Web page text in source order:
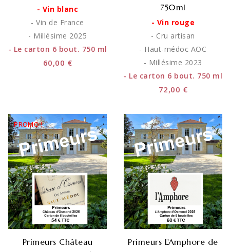
- Vin blanc
- Vin de France
- Millésime 2025
- Le carton 6 bout. 750 ml
60,00 €
750ml
- Vin rouge
- Cru artisan
- Haut-médoc AOC
- Millésime 2023
- Le carton 6 bout. 750 ml
72,00 €
PROMO !
Primeurs Château
Primeurs L'Amphore de